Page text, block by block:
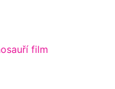
film